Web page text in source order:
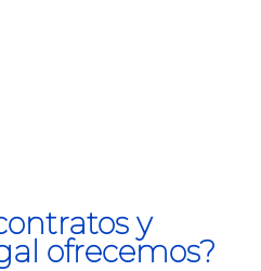
y
ofrecemos?